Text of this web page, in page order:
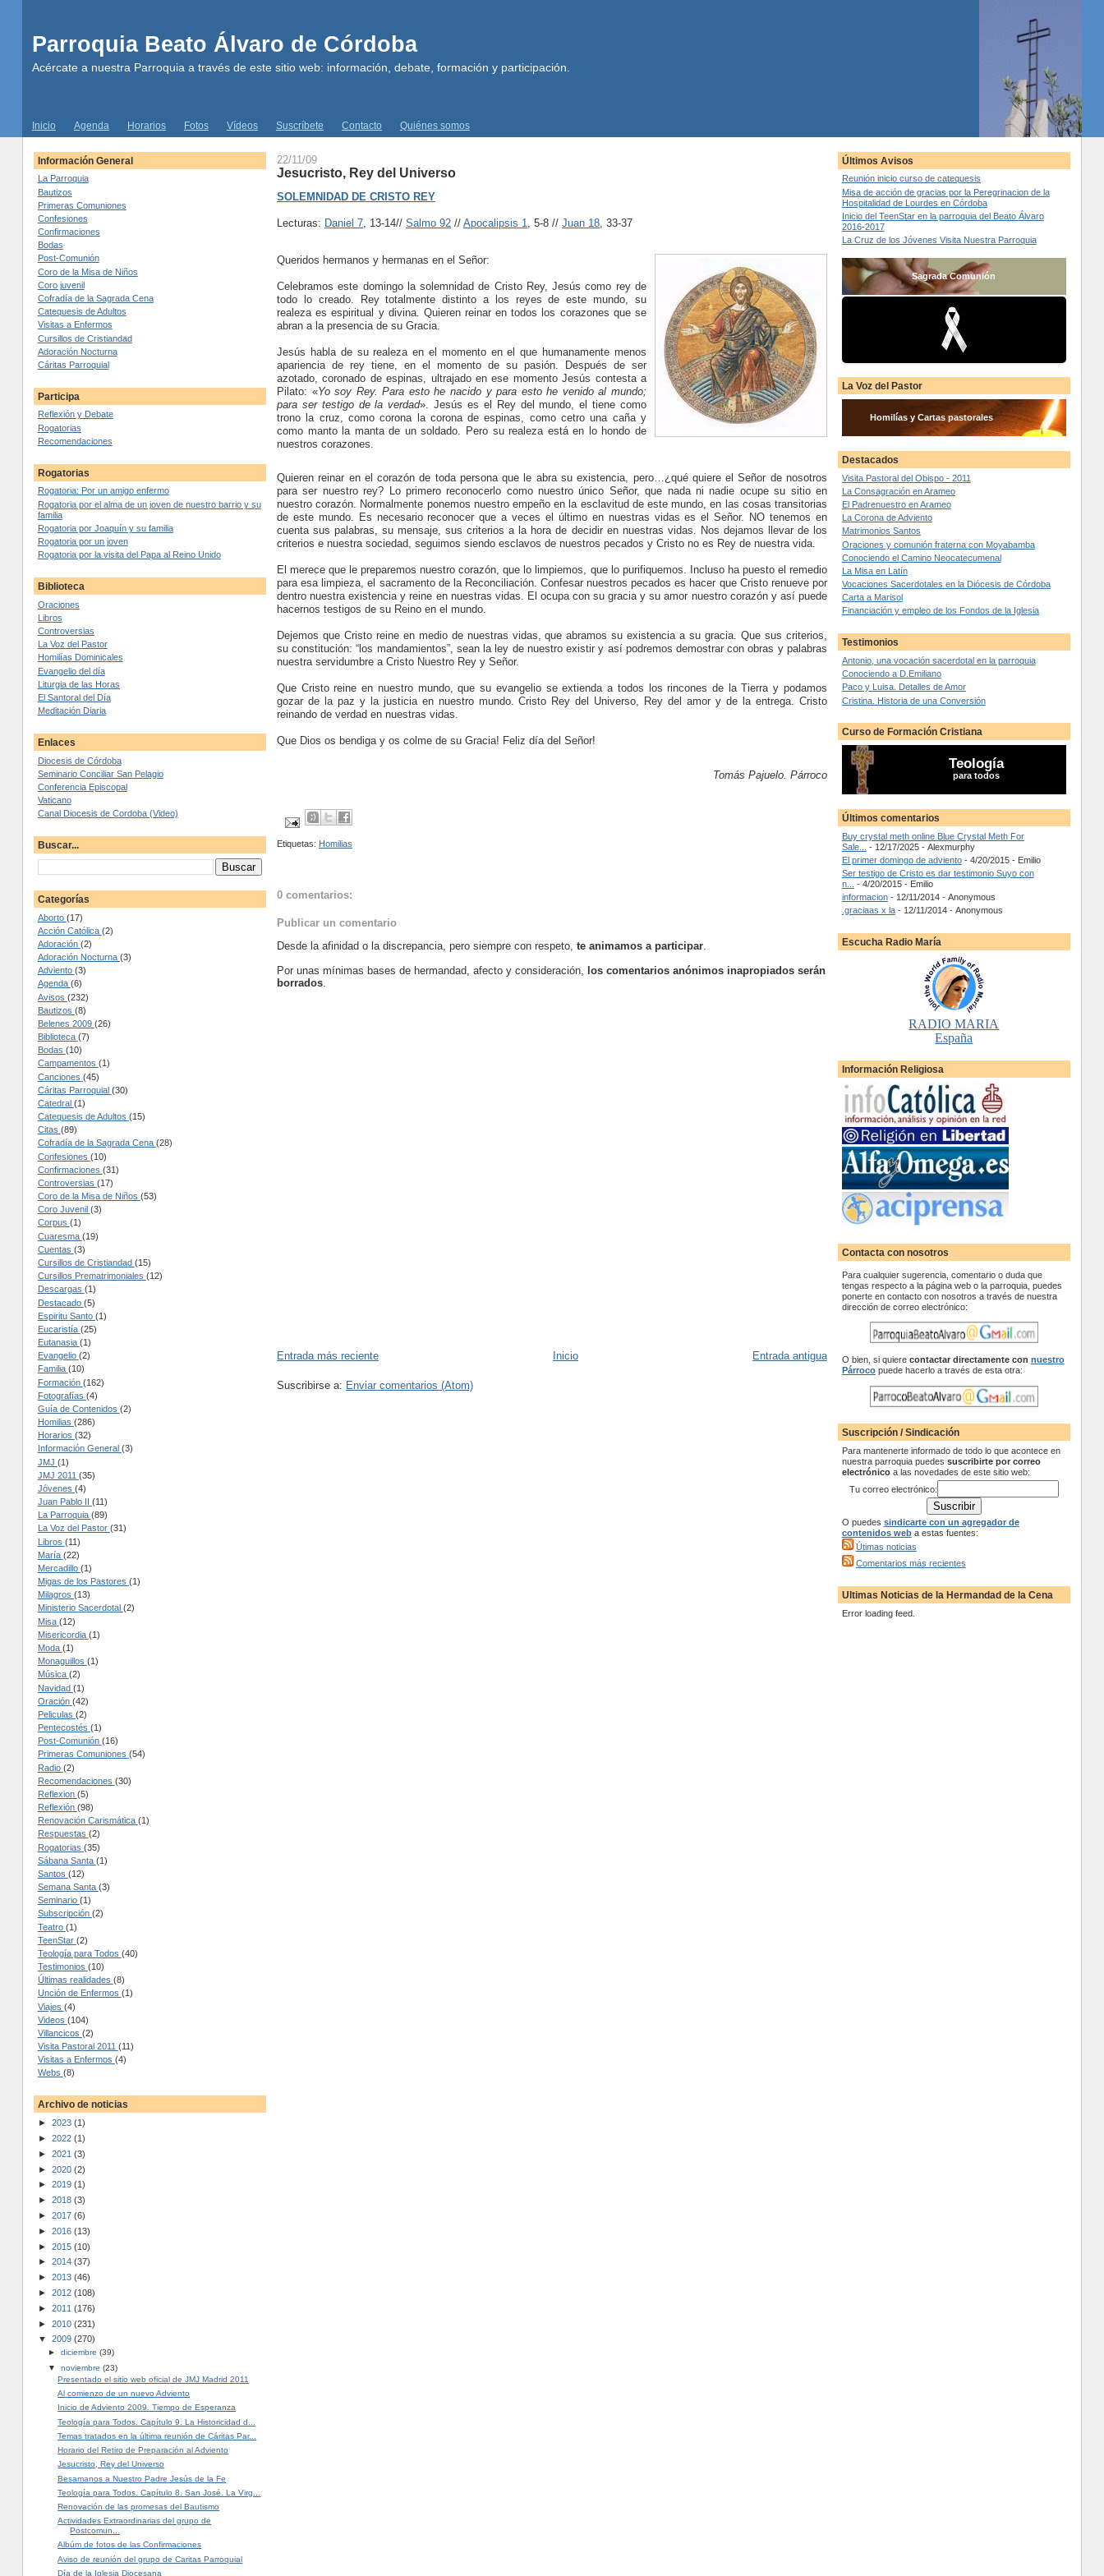
Parroquia Beato Álvaro de Córdoba
Acércate a nuestra Parroquia a través de este sitio web: información, debate, formación y participación.
Inicio Agenda Horarios Fotos Vídeos Suscríbete Contacto Quiénes somos
Información General
La Parroquia
Bautizos
Primeras Comuniones
Confesiones
Confirmaciones
Bodas
Post-Comunión
Coro de la Misa de Niños
Coro juvenil
Cofradía de la Sagrada Cena
Catequesis de Adultos
Visitas a Enfermos
Cursillos de Cristiandad
Adoración Nocturna
Cáritas Parroquial
Participa
Reflexión y Debate
Rogatorias
Recomendaciones
Rogatorias
Rogatoria: Por un amigo enfermo
Rogatoria por el alma de un joven de nuestro barrio y su
familia
Rogatoria por Joaquín y su familia
Rogatoria por un joven
Rogatoria por la visita del Papa al Reino Unido
Biblioteca
Oraciones
Libros
Controversias
La Voz del Pastor
Homilías Dominicales
Evangelio del día
Liturgia de las Horas
El Santoral del Día
Meditación Diaria
Enlaces
Diocesis de Córdoba
Seminario Conciliar San Pelagio
Conferencia Episcopal
Vaticano
Canal Diocesis de Cordoba (Video)
Buscar...
Categorías
Aborto (17)
Acción Católica (2)
Adoración (2)
Adoración Nocturna (3)
Adviento (3)
Agenda (6)
Avisos (232)
Bautizos (8)
Belenes 2009 (26)
Biblioteca (7)
Bodas (10)
Campamentos (1)
Canciones (45)
Cáritas Parroquial (30)
Catedral (1)
Catequesis de Adultos (15)
Citas (89)
Cofradía de la Sagrada Cena (28)
Confesiones (10)
Confirmaciones (31)
Controversias (17)
Coro de la Misa de Niños (53)
Coro Juvenil (3)
Corpus (1)
Cuaresma (19)
Cuentas (3)
Cursillos de Cristiandad (15)
Cursillos Prematrimoniales (12)
Descargas (1)
Destacado (5)
Espiritu Santo (1)
Eucaristía (25)
Eutanasia (1)
Evangelio (2)
Familia (10)
Formación (162)
Fotografías (4)
Guía de Contenidos (2)
Homilias (286)
Horarios (32)
Información General (3)
JMJ (1)
JMJ 2011 (35)
Jóvenes (4)
Juan Pablo II (11)
La Parroquia (89)
La Voz del Pastor (31)
Libros (11)
María (22)
Mercadillo (1)
Migas de los Pastores (1)
Milagros (13)
Ministerio Sacerdotal (2)
Misa (12)
Misericordia (1)
Moda (1)
Monaguillos (1)
Música (2)
Navidad (1)
Oración (42)
Peliculas (2)
Pentecostés (1)
Post-Comunión (16)
Primeras Comuniones (54)
Radio (2)
Recomendaciones (30)
Reflexion (5)
Reflexión (98)
Renovación Carismática (1)
Respuestas (2)
Rogatorias (35)
Sábana Santa (1)
Santos (12)
Semana Santa (3)
Seminario (1)
Subscripción (2)
Teatro (1)
TeenStar (2)
Teología para Todos (40)
Testimonios (10)
Últimas realidades (8)
Unción de Enfermos (1)
Viajes (4)
Videos (104)
Villancicos (2)
Visita Pastoral 2011 (11)
Visitas a Enfermos (4)
Webs (8)
Archivo de noticias
► 2023 (1)
► 2022 (1)
► 2021 (3)
► 2020 (2)
► 2019 (1)
► 2018 (3)
► 2017 (6)
► 2016 (13)
► 2015 (10)
► 2014 (37)
► 2013 (46)
► 2012 (108)
► 2011 (176)
► 2010 (231)
▼ 2009 (270)
► diciembre (39)
▼ noviembre (23)
Presentado el sitio web oficial de JMJ Madrid 2011
Al comienzo de un nuevo Adviento
Inicio de Adviento 2009. Tiempo de Esperanza
Teología para Todos. Capítulo 9. La Historicidad d...
Temas tratados en la última reunión de Cáritas Par...
Horario del Retiro de Preparación al Adviento
Jesucristo, Rey del Universo
Besamanos a Nuestro Padre Jesús de la Fe
Teología para Todos. Capítulo 8. San José. La Virg...
Renovación de las promesas del Bautismo
Actividades Extraordinarias del grupo de
Postcomun...
Albúm de fotos de las Confirmaciones
Aviso de reunión del grupo de Caritas Parroquial
Día de la Iglesia Diocesana
22/11/09
Jesucristo, Rey del Universo
SOLEMNIDAD DE CRISTO REY
Lecturas: Daniel 7 , 13-14//Salmo 92 //Apocalipsis 1 , 5-8 //Juan 18 , 33-37
Queridos hermanos y hermanas en el Señor:
Celebramos este domingo la solemnidad de Cristo Rey, Jesús como rey de
todo lo creado. Rey totalmente distinto a los reyes de este mundo, su
realeza es espiritual y divina. Quieren reinar en todos los corazones que se
abran a la presencia de su Gracia.
Jesús habla de su realeza en el momento en el que humanamente menos
apariencia de rey tiene, en el momento de su pasión. Después de ser
azotado, coronado de espinas, ultrajado en ese momento Jesús contesta a
Pilato: «Yo soy Rey. Para esto he nacido y para esto he venido al mundo;
para ser testigo de la verdad». Jesús es el Rey del mundo, el tiene como
trono la cruz, como corona la corona de espinas, como cetro una caña y
como manto la manta de un soldado. Pero su realeza está en lo hondo de
nuestros corazones.
Quieren reinar en el corazón de toda persona que le abra su existencia, pero…¿qué quiere el Señor de nosotros
para ser nuestro rey? Lo primero reconocerlo como nuestro único Señor, que nada ni nadie ocupe su sitio en
nuestro corazón. Normalmente ponemos nuestro empeño en la esclavitud de este mundo, en las cosas transitorias
de este mundo. Es necesario reconocer que a veces el último en nuestras vidas es el Señor. NO tenemos en
cuenta sus palabras, su mensaje, sus criterios a la hora de decidir en nuestras vidas. Nos dejamos llevar de los
criterios e nuestra sociedad, seguimos siendo esclavos de nuestros pecados y Cristo no es Rey de nuestra vida.
El merece que le preparemos nuestro corazón, que lo limpiemos, que lo purifiquemos. Incluso ha puesto el remedio
para esa limpieza, el sacramento de la Reconciliación. Confesar nuestros pecados es hacer que Cristo renueve por
dentro nuestra existencia y reine en nuestras vidas. El ocupa con su gracia y su amor nuestro corazón y así puede
hacernos testigos de su Reino en el mundo.
Dejemos que Cristo reine en medio de nuestras vidas, que abramos su existencia a su gracia. Que sus criterios,
su constitución: “los mandamientos”, sean la ley de nuestro existir y así podremos demostrar con obras y palabras
nuestra servidumbre a Cristo Nuestro Rey y Señor.
Que Cristo reine en nuestro mundo, que su evangelio se extienda a todos los rincones de la Tierra y podamos
gozar de la paz y la justicia en nuestro mundo. Cristo Rey del Universo, Rey del amor y de la entrega. Cristo
reinando de verdad en nuestras vidas.
Que Dios os bendiga y os colme de su Gracia! Feliz día del Señor!
Tomás Pajuelo. Párroco
Etiquetas: Homilias
0 comentarios:
Publicar un comentario
Desde la afinidad o la discrepancia, pero siempre con respeto,te animamos a participar.
Por unas mínimas bases de hermandad, afecto y consideración, los comentarios anónimos inapropiados serán
borrados.
Entrada más reciente Entrada antigua
Inicio
Suscribirse a: Enviar comentarios (Atom)
Últimos Avisos
Reunión inicio curso de catequesis
Misa de acción de gracias por la Peregrinacion de la
Hospitalidad de Lourdes en Córdoba
Inicio del TeenStar en la parroquia del Beato Álvaro
2016-2017
La Cruz de los Jóvenes Visita Nuestra Parroquia
Sagrada Comunión
La Voz del Pastor
Homilías y Cartas pastorales
Destacados
Visita Pastoral del Obispo - 2011
La Consagración en Arameo
El Padrenuestro en Arameo
La Corona de Adviento
Matrimonios Santos
Oraciones y comunión fraterna con Moyabamba
Conociendo el Camino Neocatecumenal
La Misa en Latín
Vocaciones Sacerdotales en la Diócesis de Córdoba
Carta a Marisol
Financiación y empleo de los Fondos de la Iglesia
Testimonios
Antonio, una vocación sacerdotal en la parroquia
Conociendo a D.Emiliano
Paco y Luisa. Detalles de Amor
Cristina. Historia de una Conversión
Curso de Formación Cristiana
Teología
para todos
Últimos comentarios
Buy crystal meth online Blue Crystal Meth For
Sale...
- 12/17/2025- Alexmurphy
El primer domingo de adviento- 4/20/2015- Emilio
Ser testigo de Cristo es dar testimonio Suyo con
n...
- 4/20/2015- Emilio
informacion- 12/11/2014- Anonymous
.graciaas x la- 12/11/2014- Anonymous
Escucha Radio María
RADIO MARIA
España
Información Religiosa
Contacta con nosotros
Para cualquier sugerencia, comentario o duda que
tengas respecto a la página web o la parroquia, puedes
ponerte en contacto con nosotros a través de nuestra
dirección de correo electrónico:
O bien, si quiere contactar directamente con nuestro
Párrocopuede hacerlo a través de esta otra:
Suscripción / Sindicación
Para mantenerte informado de todo lo que acontece en
nuestra parroquia puedes suscribirte por correo
electrónicoa las novedades de este sitio web:
Tu correo electrónico:
O puedes sindicarte con un agregador de
contenidos weba estas fuentes:
Útimas noticias
Comentarios más recientes
Ultimas Noticias de la Hermandad de la Cena
Error loading feed.